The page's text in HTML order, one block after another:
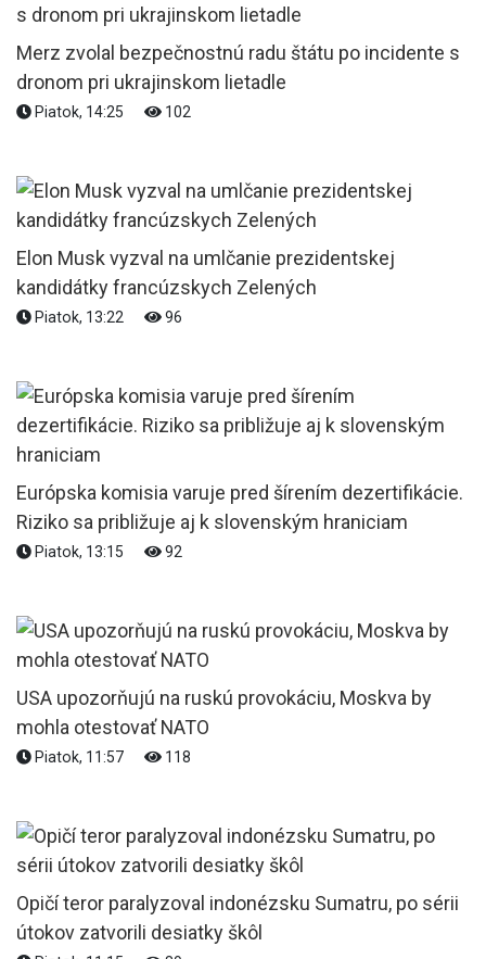
Merz zvolal bezpečnostnú radu štátu po incidente s
dronom pri ukrajinskom lietadle
Piatok, 14:25 102
Elon Musk vyzval na umlčanie prezidentskej
kandidátky francúzskych Zelených
Piatok, 13:22 96
Európska komisia varuje pred šírením dezertifikácie.
Riziko sa približuje aj k slovenským hraniciam
Piatok, 13:15 92
USA upozorňujú na ruskú provokáciu, Moskva by
mohla otestovať NATO
Piatok, 11:57 118
Opičí teror paralyzoval indonézsku Sumatru, po sérii
útokov zatvorili desiatky škôl